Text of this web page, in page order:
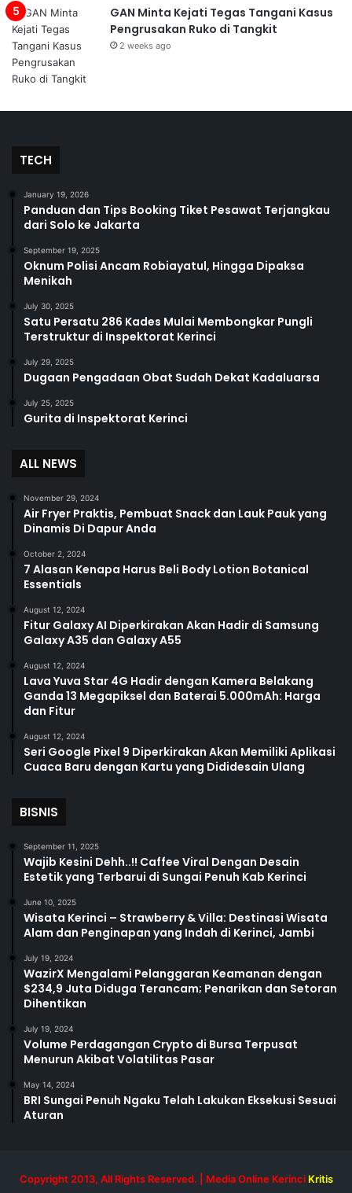
GAN Minta Kejati Tegas Tangani Kasus
Pengrusakan Ruko di Tangkit
2 weeks ago
TECH
January 19, 2026
Panduan dan Tips Booking Tiket Pesawat Terjangkau
dari Solo ke Jakarta
September 19, 2025
Oknum Polisi Ancam Robiayatul, Hingga Dipaksa
Menikah
July 30, 2025
Satu Persatu 286 Kades Mulai Membongkar Pungli
Terstruktur di Inspektorat Kerinci
July 29, 2025
Dugaan Pengadaan Obat Sudah Dekat Kadaluarsa
July 25, 2025
Gurita di Inspektorat Kerinci
ALL NEWS
November 29, 2024
Air Fryer Praktis, Pembuat Snack dan Lauk Pauk yang
Dinamis Di Dapur Anda
October 2, 2024
7 Alasan Kenapa Harus Beli Body Lotion Botanical
Essentials
August 12, 2024
Fitur Galaxy AI Diperkirakan Akan Hadir di Samsung
Galaxy A35 dan Galaxy A55
August 12, 2024
Lava Yuva Star 4G Hadir dengan Kamera Belakang
Ganda 13 Megapiksel dan Baterai 5.000mAh: Harga
dan Fitur
August 12, 2024
Seri Google Pixel 9 Diperkirakan Akan Memiliki Aplikasi
Cuaca Baru dengan Kartu yang Dididesain Ulang
BISNIS
September 11, 2025
Wajib Kesini Dehh..!! Caffee Viral Dengan Desain
Estetik yang Terbarui di Sungai Penuh Kab Kerinci
June 10, 2025
Wisata Kerinci – Strawberry & Villa: Destinasi Wisata
Alam dan Penginapan yang Indah di Kerinci, Jambi
July 19, 2024
WazirX Mengalami Pelanggaran Keamanan dengan
$234,9 Juta Diduga Terancam; Penarikan dan Setoran
Dihentikan
July 19, 2024
Volume Perdagangan Crypto di Bursa Terpusat
Menurun Akibat Volatilitas Pasar
May 14, 2024
BRI Sungai Penuh Ngaku Telah Lakukan Eksekusi Sesuai
Aturan
Copyright 2013, All Rights Reserved. | Media Online Kerinci Kritis